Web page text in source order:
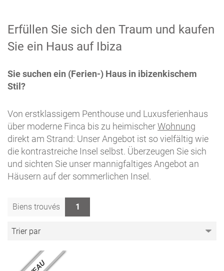
Erfüllen Sie sich den Traum und kaufen
Sie ein Haus auf Ibiza
Sie suchen ein (Ferien-) Haus in ibizenkischem
Stil?
Von erstklassigem Penthouse und Luxusferienhaus
über moderne Finca bis zu heimischerWohnung
direkt am Strand: Unser Angebot ist so vielfältig wie
die kontrastreiche Insel selbst. Überzeugen Sie sich
und sichten Sie unser mannigfaltiges Angebot an
Häusern auf der sommerlichen Insel.
Biens trouvés 1